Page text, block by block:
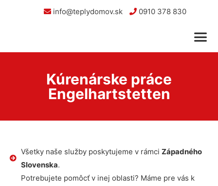
info@teplydomov.sk 0910 378 830
Kúrenárske práce
Engelhartstetten
Všetky naše služby poskytujeme v rámci Západného
Slovenska.
Potrebujete pomôcť v inej oblasti? Máme pre vás k